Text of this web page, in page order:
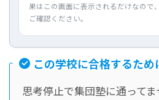
果はこの画面に表示されるだけなので
ご確認ください。
この学校に合格するため
思考停止で集団塾に通ってま